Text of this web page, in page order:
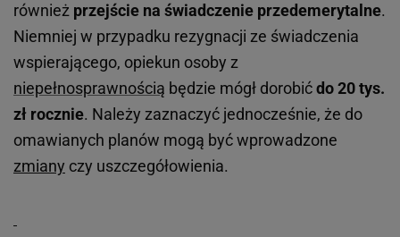
również przejście na świadczenie przedemerytalne.
Niemniej w przypadku rezygnacji ze świadczenia
wspierającego, opiekun osoby z
niepełnosprawnością będzie mógł dorobićdo 20 tys.
zł rocznie. Należy zaznaczyć jednocześnie, że do
omawianych planów mogą być wprowadzone
zmiany czy uszczegółowienia.